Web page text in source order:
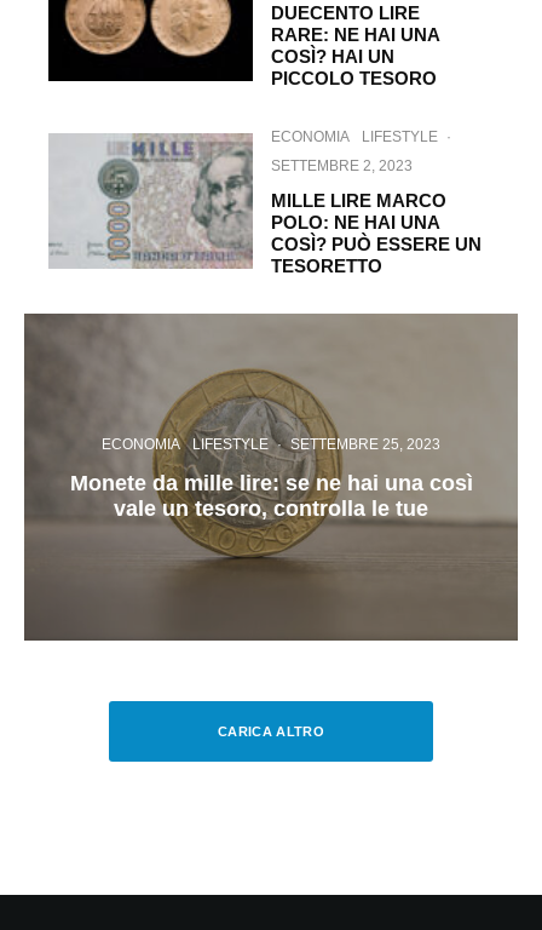
DUECENTO LIRE
RARE: NE HAI UNA
COSÌ? HAI UN
PICCOLO TESORO
ECONOMIA LIFESTYLE ·
SETTEMBRE 2, 2023
MILLE LIRE MARCO
POLO: NE HAI UNA
COSÌ? PUÒ ESSERE UN
TESORETTO
ECONOMIA LIFESTYLE · SETTEMBRE 25, 2023
Monete da mille lire: se ne hai una così
vale un tesoro, controlla le tue
CARICA ALTRO